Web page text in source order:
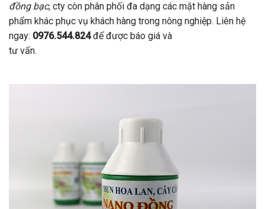
đồng bạc, cty còn phân phối đa dạng các mặt hàng sản
phẩm khác phục vụ khách hàng trong nông nghiệp. Liên hệ
ngay: 0976.544.824để được báo giá và
tư vấn.